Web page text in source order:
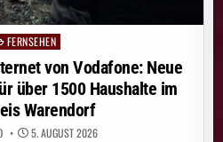
FERNSEHEN
von Vodafone: Neue
über 1500 Haushalte im
Warendorf
5. AUGUST 2026